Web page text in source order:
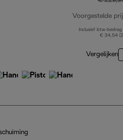
Voorgestelde
Inclusief btw-bedrag
€ 34,54
Vergelijken